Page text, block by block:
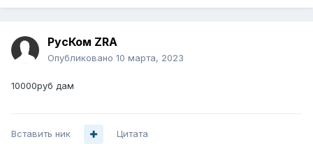
РусКом ZRA
Опубликовано 10 марта, 2023
10000руб дам
Вставить ник Цитата